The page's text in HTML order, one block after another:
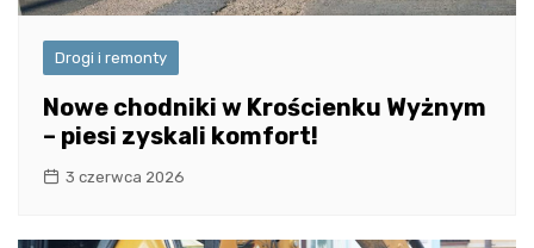
Drogi i remonty
Nowe chodniki w Krościenku Wyżnym
– piesi zyskali komfort!
3 czerwca 2026